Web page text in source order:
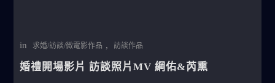
in 求婚/訪談/微電影作品 , 訪談作品
婚禮開場影片 訪談照片MV 綱佑&芮熏